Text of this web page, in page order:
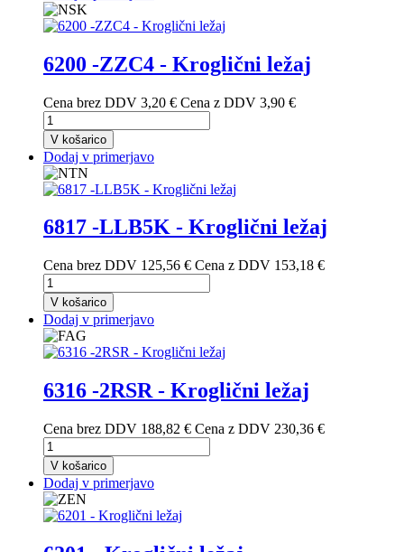
6200 -ZZC4 - Kroglični ležaj
Cena brez DDV 3,20 € Cena z DDV 3,90 €
V košarico
Dodaj v primerjavo
6817 -LLB5K - Kroglični ležaj
Cena brez DDV 125,56 € Cena z DDV 153,18 €
V košarico
Dodaj v primerjavo
6316 -2RSR - Kroglični ležaj
Cena brez DDV 188,82 € Cena z DDV 230,36 €
V košarico
Dodaj v primerjavo